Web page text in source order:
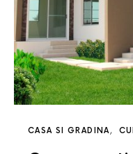
CASA SI GRADINA